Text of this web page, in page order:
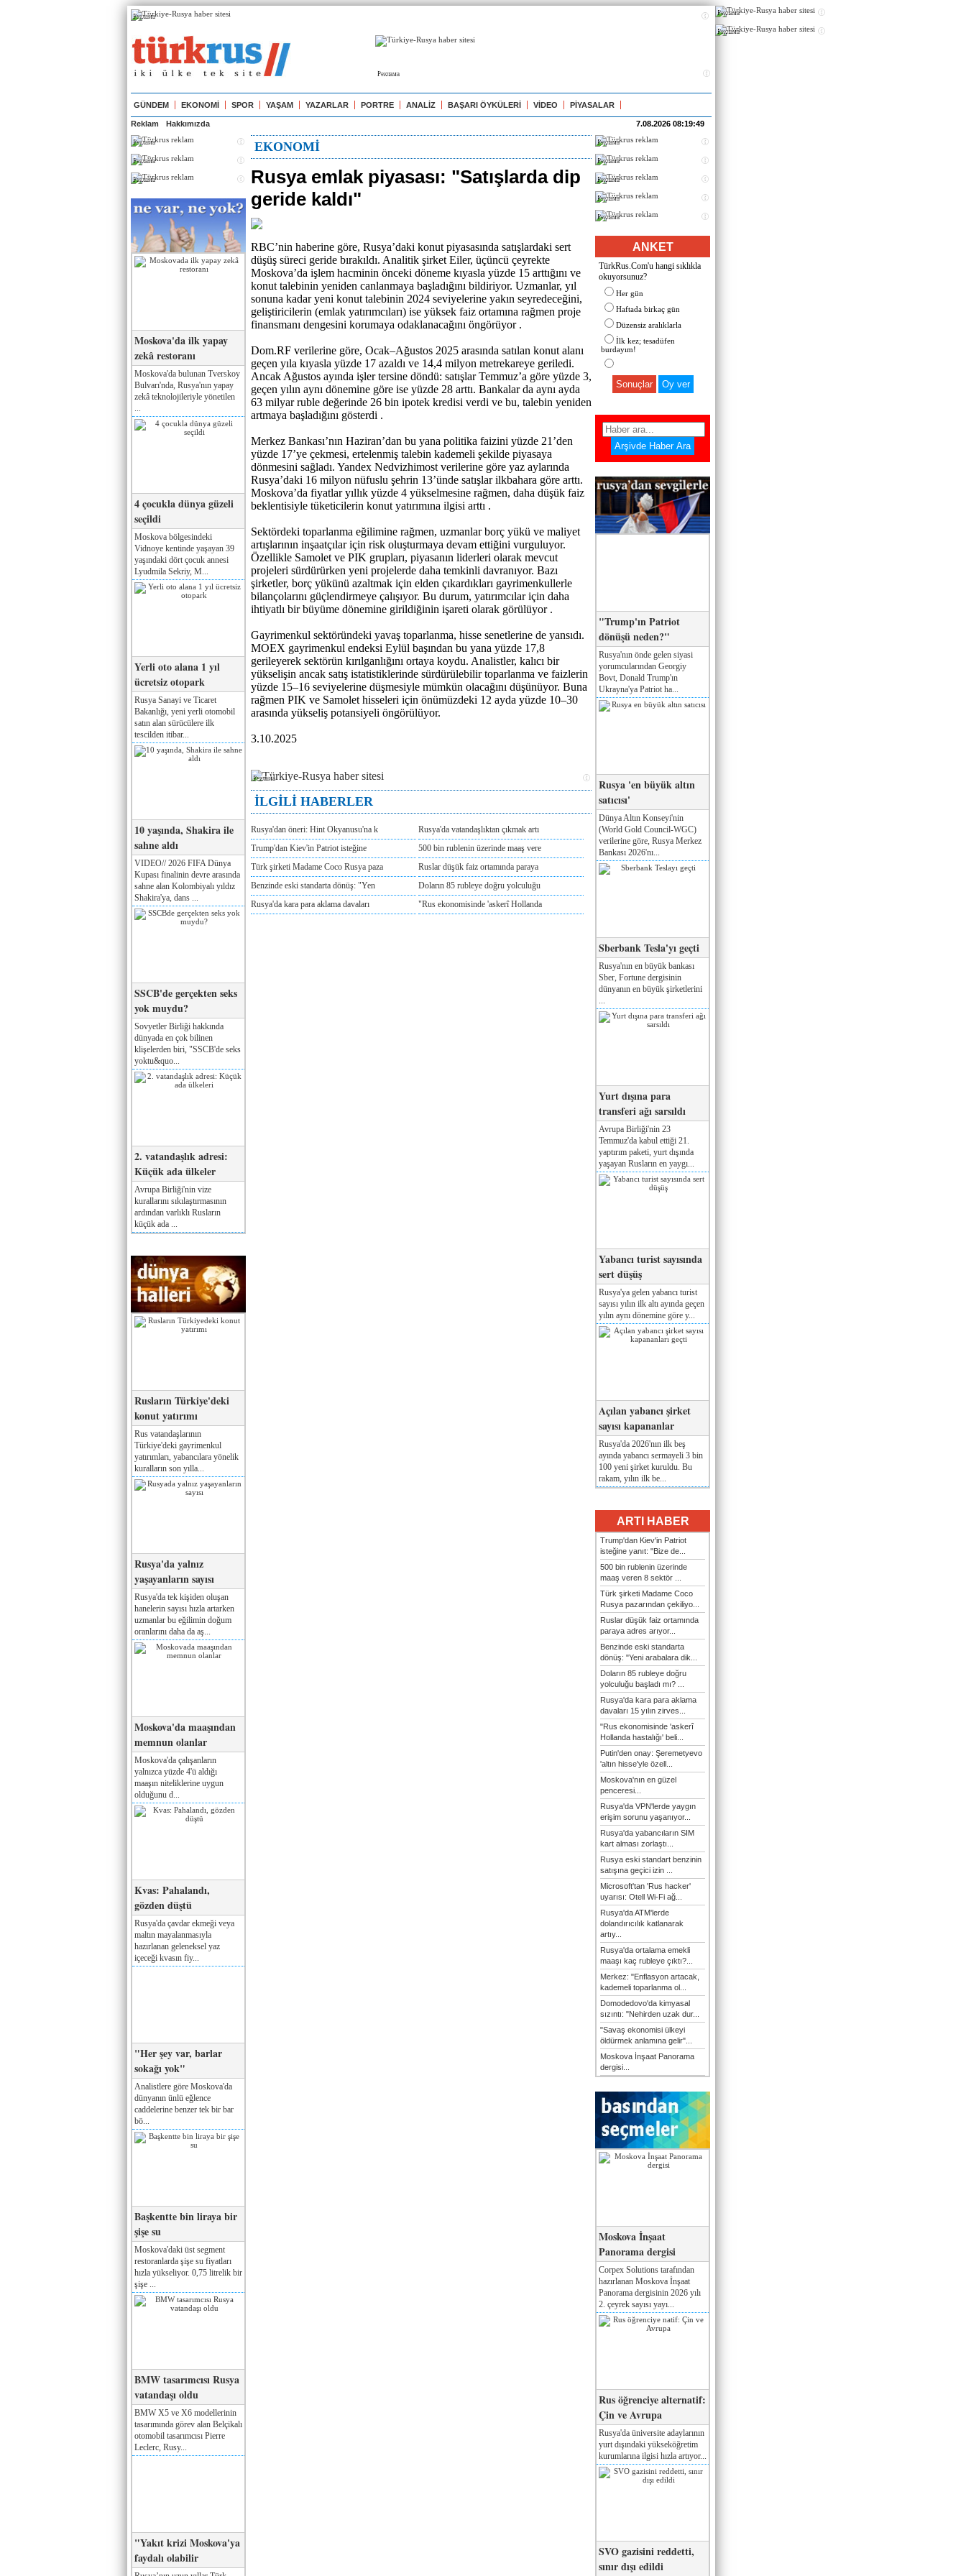
Реклама
Реклама
GÜNDEM EKONOMİ SPOR YAŞAM YAZARLAR PORTRE ANALİZ BAŞARI ÖYKÜLERİ VİDEO PİYASALAR
Reklam Hakkımızda 7.08.2026 08:19:49
Реклама
Реклама
Реклама
Moskova'da ilk yapay
zekâ restoranı
Moskova'da bulunan Tverskoy
Bulvarı'nda, Rusya'nın yapay
zekâ teknolojileriyle yönetilen
4 çocukla dünya güzeli
seçildi
Moskova bölgesindeki
Vidnoye kentinde yaşayan 39
yaşındaki dört çocuk annesi
Lyudmila Sekriy, M...
Yerli oto alana 1 yıl
ücretsiz otopark
Rusya Sanayi ve Ticaret
Bakanlığı, yeni yerli otomobil
satın alan sürücülere ilk
tescilden itibar...
10 yaşında, Shakira ile
sahne aldı
VIDEO// 2026 FIFA Dünya
Kupası finalinin devre arasında
sahne alan Kolombiyalı yıldız
Shakira'ya, dans ...
SSCB'de gerçekten seks
yok muydu?
Sovyetler Birliği hakkında
dünyada en çok bilinen
klişelerden biri, "SSCB'de seks
yoktu&quo...
2. vatandaşlık adresi:
Küçük ada ülkeler
Avrupa Birliği'nin vize
kurallarını sıkılaştırmasının
ardından varlıklı Rusların
küçük ada ...
Rusların Türkiye'deki
konut yatırımı
Rus vatandaşlarının
Türkiye'deki gayrimenkul
yatırımları, yabancılara yönelik
kuralların son yılla...
Rusya'da yalnız
yaşayanların sayısı
Rusya'da tek kişiden oluşan
hanelerin sayısı hızla artarken
uzmanlar bu eğilimin doğum
oranlarını daha da aş...
Moskova'da maaşından
memnun olanlar
Moskova'da çalışanların
yalnızca yüzde 4'ü aldığı
maaşın niteliklerine uygun
olduğunu d...
Kvas: Pahalandı,
gözden düştü
Rusya'da çavdar ekmeği veya
maltın mayalanmasıyla
hazırlanan geleneksel yaz
içeceği kvasın fiy...
"Her şey var, barlar
sokağı yok"
Analistlere göre Moskova'da
dünyanın ünlü eğlence
caddelerine benzer tek bir bar
bö...
Başkentte bin liraya bir
şişe su
Moskova'daki üst segment
restoranlarda şişe su fiyatları
hızla yükseliyor. 0,75 litrelik bir
şişe ...
BMW tasarımcısı Rusya
vatandaşı oldu
BMW X5 ve X6 modellerinin
tasarımında görev alan Belçikalı
otomobil tasarımcısı Pierre
Leclerc, Rusy...
"Yakıt krizi Moskova'ya
faydalı olabilir
EKONOMİ
Rusya emlak piyasası: "Satışlarda dip
geride kaldı"
RBC’nin haberine göre, Rusya’daki konut piyasasında satışlardaki sert
düşüş süreci geride bırakıldı. Analitik şirket Eiler, üçüncü çeyrekte
Moskova’da işlem hacminin önceki döneme kıyasla yüzde 15 arttığını ve
konut talebinin yeniden canlanmaya başladığını bildiriyor. Uzmanlar, yıl
sonuna kadar yeni konut talebinin 2024 seviyelerine yakın seyredeceğini,
geliştiricilerin (emlak yatırımcıları) ise yüksek faiz ortamına rağmen proje
finansmanı dengesini korumaya odaklanacağını öngörüyor .
Dom.RF verilerine göre, Ocak–Ağustos 2025 arasında satılan konut alanı
geçen yıla kıyasla yüzde 17 azaldı ve 14,4 milyon metrekareye geriledi.
Ancak Ağustos ayında işler tersine döndü: satışlar Temmuz’a göre yüzde 3,
geçen yılın aynı dönemine göre ise yüzde 28 arttı. Bankalar da aynı ayda
63 milyar ruble değerinde 26 bin ipotek kredisi verdi ve bu, talebin yeniden
artmaya başladığını gösterdi .
Merkez Bankası’nın Haziran’dan bu yana politika faizini yüzde 21’den
yüzde 17’ye çekmesi, ertelenmiş talebin kademeli şekilde piyasaya
dönmesini sağladı. Yandex Nedvizhimost verilerine göre yaz aylarında
Rusya’daki 16 milyon nüfuslu şehrin 13’ünde satışlar ilkbahara göre arttı.
Moskova’da fiyatlar yıllık yüzde 4 yükselmesine rağmen, daha düşük faiz
beklentisiyle tüketicilerin konut yatırımına ilgisi arttı .
Sektördeki toparlanma eğilimine rağmen, uzmanlar borç yükü ve maliyet
artışlarının inşaatçılar için risk oluşturmaya devam ettiğini vurguluyor.
Özellikle Samolet ve PIK grupları, piyasanın liderleri olarak mevcut
projeleri sürdürürken yeni projelerde daha temkinli davranıyor. Bazı
şirketler, borç yükünü azaltmak için elden çıkardıkları gayrimenkullerle
bilançolarını güçlendirmeye çalışıyor. Bu durum, yatırımcılar için daha
ihtiyatlı bir büyüme dönemine girildiğinin işareti olarak görülüyor .
Gayrimenkul sektöründeki yavaş toparlanma, hisse senetlerine de yansıdı.
MOEX gayrimenkul endeksi Eylül başından bu yana yüzde 17,8
gerileyerek sektörün kırılganlığını ortaya koydu. Analistler, kalıcı bir
yükselişin ancak satış istatistiklerinde sürdürülebilir toparlanma ve faizlerin
yüzde 15–16 seviyelerine düşmesiyle mümkün olacağını düşünüyor. Buna
rağmen PIK ve Samolet hisseleri için önümüzdeki 12 ayda yüzde 10–30
arasında yükseliş potansiyeli öngörülüyor.
3.10.2025
Реклама
İLGİLİ HABERLER
Rusya'dan öneri: Hint Okyanusu'na k
Rusya'da vatandaşlıktan çıkmak artı
Trump'dan Kiev'in Patriot isteğine
500 bin rublenin üzerinde maaş vere
Türk şirketi Madame Coco Rusya paza
Ruslar düşük faiz ortamında paraya
Benzinde eski standarta dönüş: "Yen
Doların 85 rubleye doğru yolculuğu
Rusya'da kara para aklama davaları
"Rus ekonomisinde 'askerî Hollanda
Реклама
Реклама
Реклама
Реклама
Реклама
ANKET
TürkRus.Com'u hangi sıklıkla
okuyorsunuz?
Her gün
Haftada birkaç gün
Düzensiz aralıklarla
İlk kez; tesadüfen
burdayım!
Sonuçlar
"Trump'ın Patriot
dönüşü neden?"
Rusya'nın önde gelen siyasi
yorumcularından Georgiy
Bovt, Donald Trump'ın
Ukrayna'ya Patriot ha...
Rusya 'en büyük altın
satıcısı'
Dünya Altın Konseyi'nin
(World Gold Council-WGC)
verilerine göre, Rusya Merkez
Bankası 2026'nı...
Sberbank Tesla'yı geçti
Rusya'nın en büyük bankası
Sber, Fortune dergisinin
dünyanın en büyük şirketlerini
...
Yurt dışına para
transferi ağı sarsıldı
Avrupa Birliği'nin 23
Temmuz'da kabul ettiği 21.
yaptırım paketi, yurt dışında
yaşayan Rusların en yaygı...
Yabancı turist sayısında
sert düşüş
Rusya'ya gelen yabancı turist
sayısı yılın ilk altı ayında geçen
yılın aynı dönemine göre y...
Açılan yabancı şirket
sayısı kapananlar
Rusya'da 2026'nın ilk beş
ayında yabancı sermayeli 3 bin
100 yeni şirket kuruldu. Bu
rakam, yılın ilk be...
ARTI HABER
Trump'dan Kiev'in Patriot
isteğine yanıt: "Bize de...
500 bin rublenin üzerinde
maaş veren 8 sektör ...
Türk şirketi Madame Coco
Rusya pazarından çekiliyo...
Ruslar düşük faiz ortamında
paraya adres arıyor...
Benzinde eski standarta
dönüş: "Yeni arabalara dik...
Doların 85 rubleye doğru
yolculuğu başladı mı? ...
Rusya'da kara para aklama
davaları 15 yılın zirves...
"Rus ekonomisinde 'askerî
Hollanda hastalığı' beli...
Putin'den onay: Şeremetyevo
'altın hisse'yle özell...
Moskova'nın en güzel
penceresi...
Rusya'da VPN'lerde yaygın
erişim sorunu yaşanıyor...
Rusya'da yabancıların SIM
kart alması zorlaştı...
Rusya eski standart benzinin
satışına geçici izin ...
Microsoft'tan 'Rus hacker'
uyarısı: Otell Wi-Fi ağ...
Rusya'da ATM'lerde
dolandırıcılık katlanarak
artıy...
Rusya'da ortalama emekli
maaşı kaç rubleye çıktı?...
Merkez: "Enflasyon artacak,
kademeli toparlanma ol...
Domodedovo'da kimyasal
sızıntı: "Nehirden uzak dur...
"Savaş ekonomisi ülkeyi
öldürmek anlamına gelir"...
Moskova İnşaat Panorama
dergisi...
Moskova İnşaat
Panorama dergisi
Corpex Solutions tarafından
hazırlanan Moskova İnşaat
Panorama dergisinin 2026 yılı
2. çeyrek sayısı yayı...
Rus öğrenciye alternatif:
Çin ve Avrupa
Rusya'da üniversite adaylarının
yurt dışındaki yükseköğretim
kurumlarına ilgisi hızla artıyor...
SVO gazisini reddetti,
sınır dışı edildi
Реклама
Реклама